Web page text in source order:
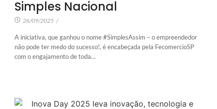
Simples Nacional
26/09/2025 /
A iniciativa, que ganhou o nome #SimplesAssim – o empreendedor
não pode ter medo do sucesso!, é encabeçada pela FecomercioSP
com o engajamento de toda…